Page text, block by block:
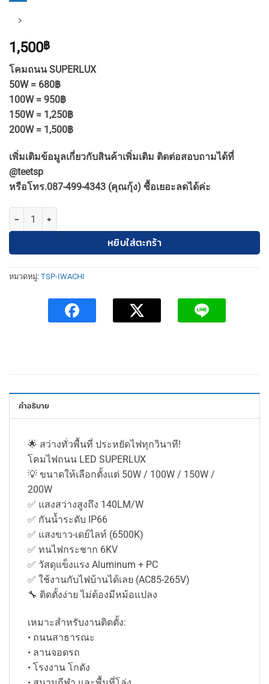
1,500฿
โคมถนน SUPERLUX
50W = 680฿
100W = 950฿
150W = 1,250฿
200W = 1,500฿
เพิ่มเติมข้อมูลเกี่ยวกับสินค้าเพิ่มเติม ติดต่อสอบถามได้ที่
@teetsp
หรือโทร.087-499-4343 (คุณกุ้ง) ซื้อเยอะลดได้ค่ะ
จำนวน TSP-IWC โคมถนน SUPERLUX LED ชิ้น
หยิบใส่ตะกร้า
หมวดหมู่: TSP-IWACHI
คำอธิบาย
🌟 สว่างทั่วพื้นที่ ประหยัดไฟทุกวินาที!
โคมไฟถนน LED SUPERLUX
💡 ขนาดให้เลือกตั้งแต่ 50W / 100W / 150W /
200W
✅ แสงสว่างสูงถึง 140LM/W
✅ กันน้ำระดับ IP66
✅ แสงขาว-เดย์ไลท์ (6500K)
✅ ทนไฟกระชาก 6KV
✅ วัสดุแข็งแรง Aluminum + PC
✅ ใช้งานกับไฟบ้านได้เลย (AC85-265V)
🔧 ติดตั้งง่าย ไม่ต้องมีหม้อแปลง
เหมาะสำหรับงานติดตั้ง:
• ถนนสาธารณะ
• ลานจอดรถ
• โรงงาน โกดัง